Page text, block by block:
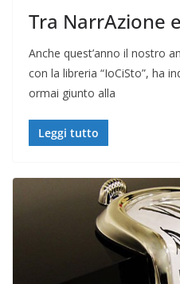
Tra NarrAzione
Anche quest’anno il nostro
con la libreria “IoCiSto”, ha
ormai giunto alla
Leggi tutto